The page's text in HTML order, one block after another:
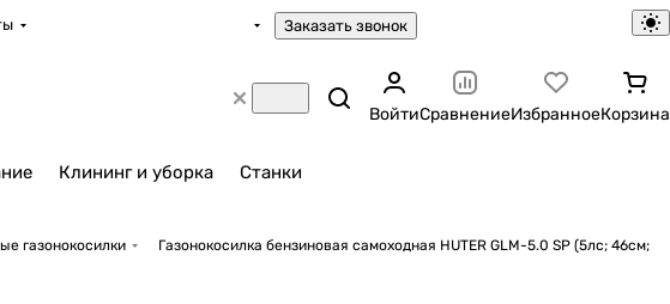
Заказать звонок
ВойтиСравнениеИзбранноеКорзина
Клининг и уборка Станки
газонокосилки
Газонокосилка бензиновая самоходная HUTER GLM-5.0 SР (5лс; 46cм;